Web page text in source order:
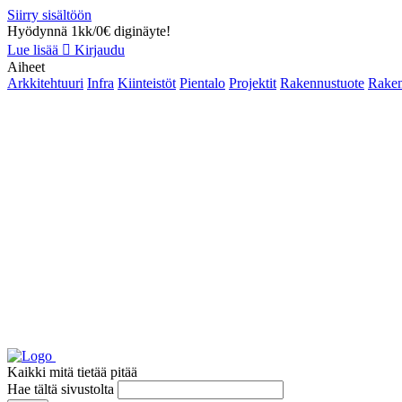
Siirry sisältöön
Hyödynnä 1kk/0€ diginäyte!
Lue lisää
Kirjaudu
Aiheet
Arkkitehtuuri Infra Kiinteistöt Pientalo Projektit Rakennustuote
Kaikki mitä tietää pitää
Hae tältä sivustolta